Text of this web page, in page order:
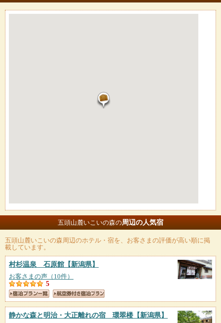
五頭山麓いこいの森の周辺の人気宿
五頭山麓いこいの森周辺のホテル・宿を、お客さまの評価が高い順に掲
載しています。
村杉温泉 石原館 【新潟県】
お客さまの声（10件）
5
静かな森と明治・大正離れの宿 環翠楼 【新潟県】